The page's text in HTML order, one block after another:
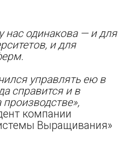
нас одинакова — и для
и для
управлять ею в
справится и в
компании
Выращивания»